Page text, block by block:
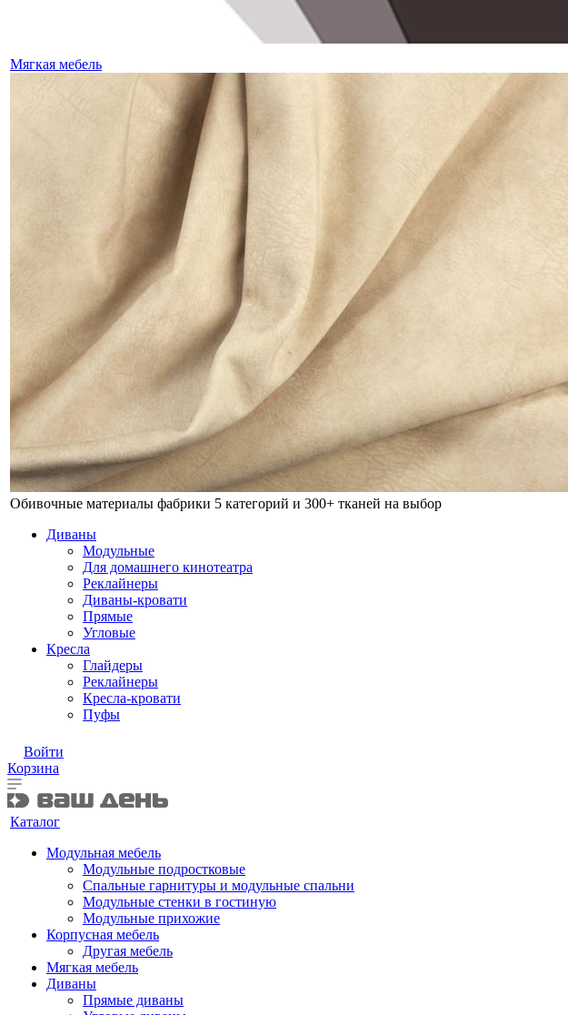
Мягкая мебель
Обивочные материалы фабрики 5 категорий и 300+ тканей на выбор
Диваны
Модульные
Для домашнего кинотеатра
Реклайнеры
Диваны-кровати
Прямые
Угловые
Кресла
Глайдеры
Реклайнеры
Кресла-кровати
Пуфы
Войти
Корзина
Каталог
Модульная мебель
Модульные подростковые
Спальные гарнитуры и модульные спальни
Модульные стенки в гостиную
Модульные прихожие
Корпусная мебель
Другая мебель
Мягкая мебель
Диваны
Прямые диваны